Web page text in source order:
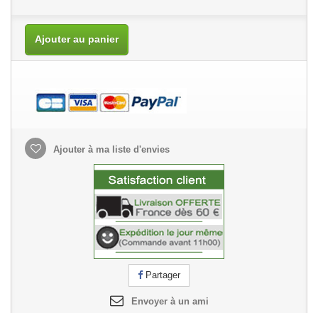
Ajouter au panier
Ajouter à ma liste d'envies
Partager
Envoyer à un ami